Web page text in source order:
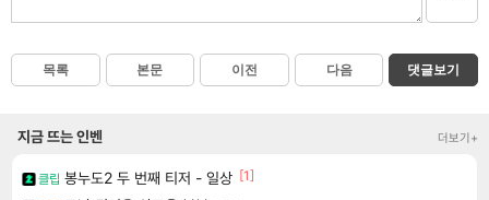
목록 본문 이전 다음 댓글보기
지금 뜨는 인벤 더보기+
클립 봉누도2 두 번째 티저 - 일상 [1]